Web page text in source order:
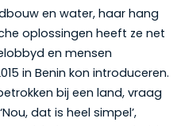
en water, haar hang
oplossingen heeft ze net
en mensen
in Benin kon introduceren.
bij een land, vraag
dat is heel simpel’,